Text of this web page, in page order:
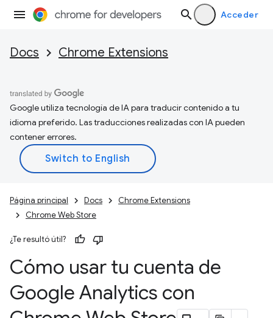
Acceder
Docs Chrome Extensions
Google utiliza tecnología de IA para traducir contenido a tu
idioma preferido. Las traducciones realizadas con IA pueden
contener errores.
Página principal Docs
Chrome Extensions
Chrome Web Store
¿Te resultó útil?
Cómo usar tu cuenta de
Google Analytics con